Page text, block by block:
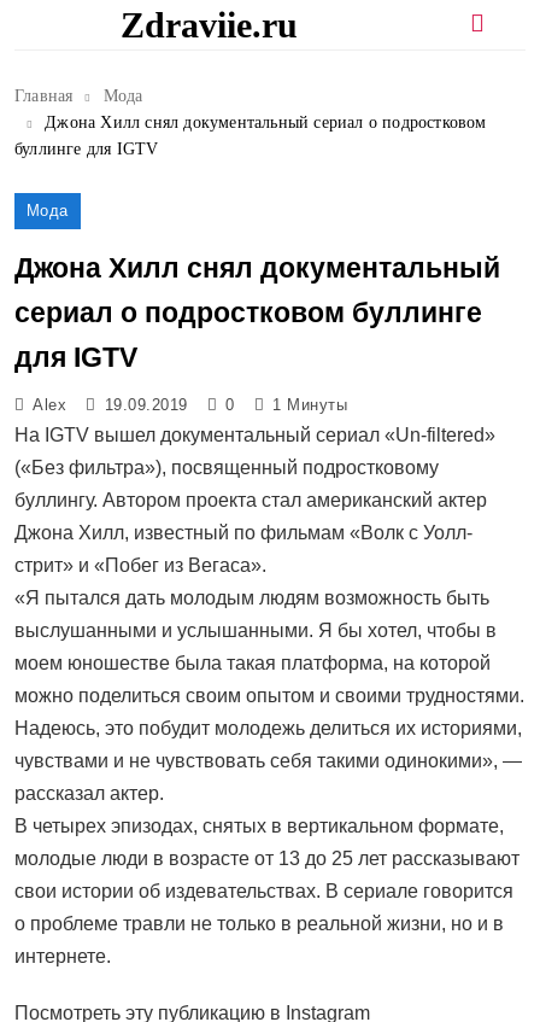
Zdraviie.ru
Главная
Мода
Джона Хилл снял документальный сериал о подростковом
буллинге для IGTV
Мода
Джона Хилл снял документальный
сериал о подростковом буллинге
для IGTV
Alex 19.09.2019 0 1 Минуты
На IGTV вышел документальный сериал «Un-filtered»
(«Без фильтра»), посвященный подростковому
буллингу. Автором проекта стал американский актер
Джона Хилл, известный по фильмам «Волк с Уолл-
стрит» и «Побег из Вегаса».
«Я пытался дать молодым людям возможность быть
выслушанными и услышанными. Я бы хотел, чтобы в
моем юношестве была такая платформа, на которой
можно поделиться своим опытом и своими трудностями.
Надеюсь, это побудит молодежь делиться их историями,
чувствами и не чувствовать себя такими одинокими», —
рассказал актер.
В четырех эпизодах, снятых в вертикальном формате,
молодые люди в возрасте от 13 до 25 лет рассказывают
свои истории об издевательствах. В сериале говорится
о проблеме травли не только в реальной жизни, но и в
интернете.
Посмотреть эту публикацию в Instagram